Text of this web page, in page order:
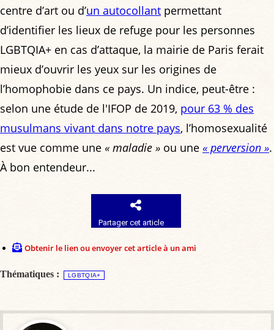
centre d’art ou d’un autocollant permettant
d’identifier les lieux de refuge pour les personnes
LGBTQIA+ en cas d’attaque, la mairie de Paris ferait
mieux d’ouvrir les yeux sur les origines de
l’homophobie dans ce pays. Un indice, peut-être :
selon une étude de l'IFOP de 2019, pour 63 % des
musulmans vivant dans notre pays, l’homosexualité
est vue comme une « maladie » ou une « perversion ».
À bon entendeur...
Partager cet article
Obtenir le lien ou envoyer cet article à un ami
Thématiques : LGBTQIA+